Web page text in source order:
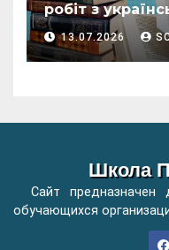
робіт з
початкових
загальної освіти
13.07.2026
Школа
Сайт предназначен
обучающихся